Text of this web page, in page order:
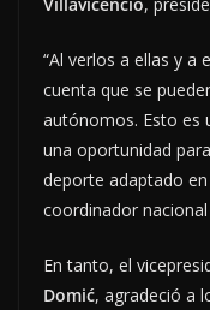
“Al verlos a ellas y a
cuenta que se
autónomos. Esto es
una oportunidad
deporte adaptado
coordinador nacional
En tanto, el
Domić, agradeció a